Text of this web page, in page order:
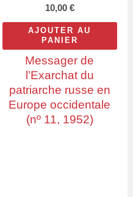
10,00 €
AJOUTER AU
PANIER
Messager de
l’Exarchat du
patriarche russe en
Europe occidentale
(nº 11, 1952)